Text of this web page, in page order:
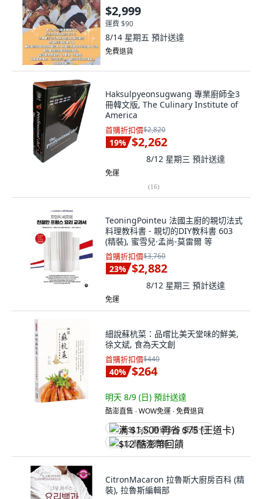
$2,999
運費 $90
8/14 星期五 預計送達
免費退貨
Haksulpyeonsugwang 專業廚師全3
冊韓文版, The Culinary Institute of
America
首購折扣價$2,820
19% $2,262
8/12 星期三 預計送達
免運
(16)
TeoningPointeu 法國主廚的親切法式
料理教科書 - 親切的DIY教科書 603
(精裝), 蜜雪兒·孟尚-莫雷爾 等
首購折扣價$3,760
23% $2,882
8/12 星期三 預計送達
免運
細說蘇杭菜：品嚐比美天堂味的鮮美,
徐文斌, 食為天文創
首購折扣價$440
40% $264
明天 8/9 (日) 預計送達
酷澎直售 ∙ WOW免運 ∙ 免費退貨
满 $1,500 再省 $75 (王道卡)
$12 酷澎幣回饋
CitronMacaron 拉魯斯大廚房百科 (精
裝), 拉魯斯編輯部